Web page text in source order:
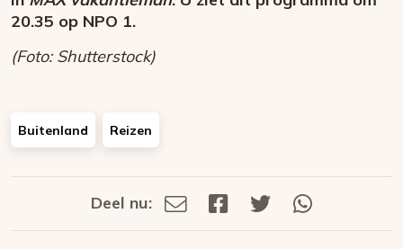
20.35 op NPO 1.
(Foto: Shutterstock)
Buitenland Reizen
Deel
Deel nu:
Deel
Deel
Deel